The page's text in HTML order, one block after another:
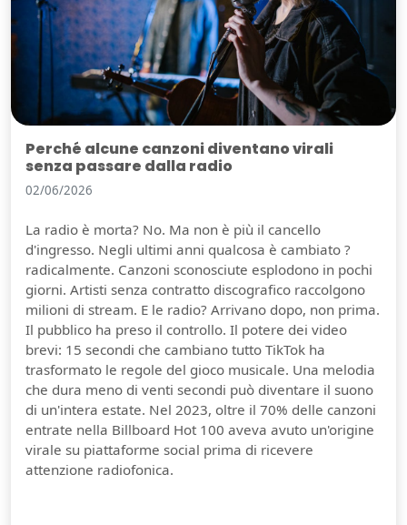
Perché alcune canzoni diventano virali
senza passare dalla radio
02/06/2026
La radio è morta? No. Ma non è più il cancello
d'ingresso. Negli ultimi anni qualcosa è cambiato ?
radicalmente. Canzoni sconosciute esplodono in pochi
giorni. Artisti senza contratto discografico raccolgono
milioni di stream. E le radio? Arrivano dopo, non prima.
Il pubblico ha preso il controllo. Il potere dei video
brevi: 15 secondi che cambiano tutto TikTok ha
trasformato le regole del gioco musicale. Una melodia
che dura meno di venti secondi può diventare il suono
di un'intera estate. Nel 2023, oltre il 70% delle canzoni
entrate nella Billboard Hot 100 aveva avuto un'origine
virale su piattaforme social prima di ricevere
attenzione radiofonica.